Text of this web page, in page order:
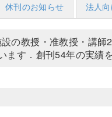
休刊のお知らせ 法人
の教授・准教授・講
ます．創刊54年の実績